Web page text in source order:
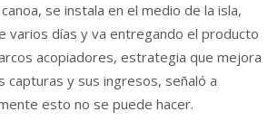
se instala en el medio de la isla,
varios días y va entregando el producto
acopiadores, estrategia que mejora
capturas y sus ingresos, señaló a
esto no se puede hacer.